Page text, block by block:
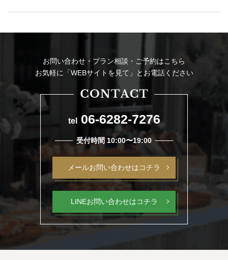
お問い合わせ・プラン相談・ご予約はこちら
お気軽に「WEBサイトを見て」とお電話ください
tel 06-6282-7276
受付時間 10:00〜19:00
メールお問い合わせはコチラ
LINEお問い合わせはコチラ